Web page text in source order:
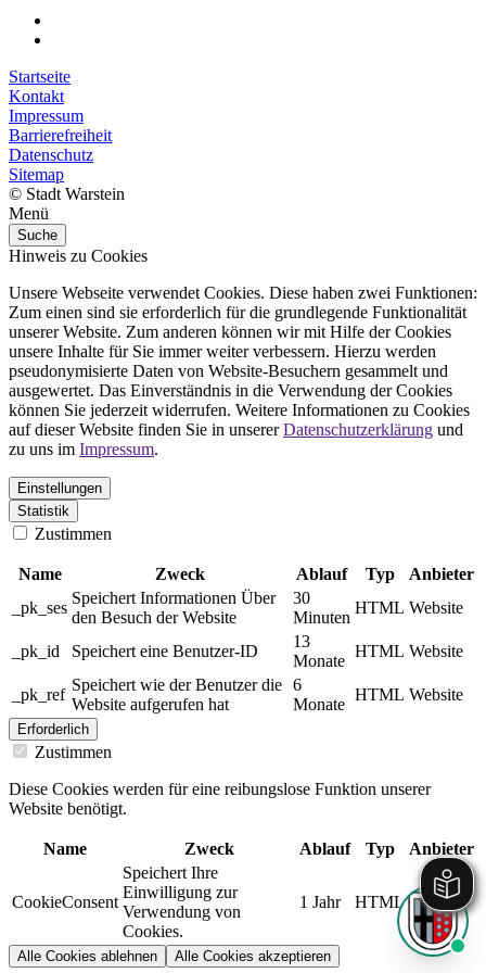
Startseite
Kontakt
Impressum
Barrierefreiheit
Datenschutz
Sitemap
© Stadt Warstein
Menü
Suche
Hinweis zu Cookies
Unsere Webseite verwendet Cookies. Diese haben zwei Funktionen:
Zum einen sind sie erforderlich für die grundlegende Funktionalität
unserer Website. Zum anderen können wir mit Hilfe der Cookies
unsere Inhalte für Sie immer weiter verbessern. Hierzu werden
pseudonymisierte Daten von Website-Besuchern gesammelt und
ausgewertet. Das Einverständnis in die Verwendung der Cookies
können Sie jederzeit widerrufen. Weitere Informationen zu Cookies
auf dieser Website finden Sie in unsererDatenschutzerklärung und
zu uns im Impressum.
Einstellungen
Statistik
Zustimmen
Name Zweck Ablauf Typ
Anbieter
_pk_ses
Speichert Informationen Über
den Besuch der Website
30
Minuten
HTML Website
_pk_id Speichert eine Benutzer-ID
13
Monate
HTML Website
_pk_ref
Speichert wie der Benutzer die
Website aufgerufen hat
6
Monate
HTML Website
Erforderlich
Zustimmen
Diese Cookies werden für eine reibungslose Funktion unserer
Website benötigt.
Name Zweck Ablauf Typ Anbieter
CookieConsent
Speichert Ihre
Einwilligung zur
Verwendung von
Cookies.
1 Jahr HTML Website
Alle Cookies ablehnen Alle Cookies akzeptieren